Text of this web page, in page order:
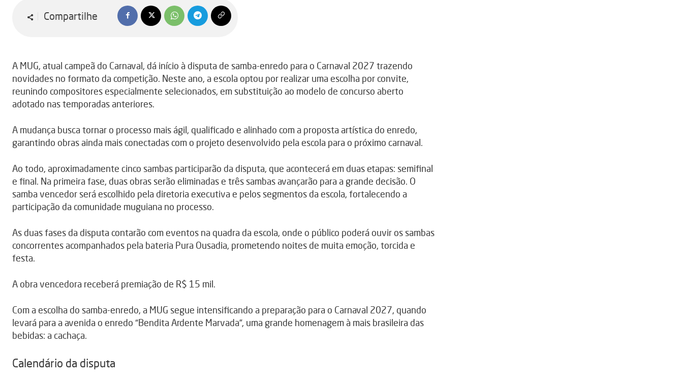
Compartilhe
A MUG, atual campeã do Carnaval, dá início à disputa de samba-enredo para o Carnaval 2027 trazendo
novidades no formato da competição. Neste ano, a escola optou por realizar uma escolha por convite,
reunindo compositores especialmente selecionados, em substituição ao modelo de concurso aberto
adotado nas temporadas anteriores.
A mudança busca tornar o processo mais ágil, qualificado e alinhado com a proposta artística do enredo,
garantindo obras ainda mais conectadas com o projeto desenvolvido pela escola para o próximo carnaval.
Ao todo, aproximadamente cinco sambas participarão da disputa, que acontecerá em duas etapas: semifinal
e final. Na primeira fase, duas obras serão eliminadas e três sambas avançarão para a grande decisão. O
samba vencedor será escolhido pela diretoria executiva e pelos segmentos da escola, fortalecendo a
participação da comunidade muguiana no processo.
As duas fases da disputa contarão com eventos na quadra da escola, onde o público poderá ouvir os sambas
concorrentes acompanhados pela bateria Pura Ousadia, prometendo noites de muita emoção, torcida e
festa.
A obra vencedora receberá premiação de R$ 15 mil.
Com a escolha do samba-enredo, a MUG segue intensificando a preparação para o Carnaval 2027, quando
levará para a avenida o enredo “Bendita Ardente Marvada”, uma grande homenagem à mais brasileira das
bebidas: a cachaça.
Calendário da disputa